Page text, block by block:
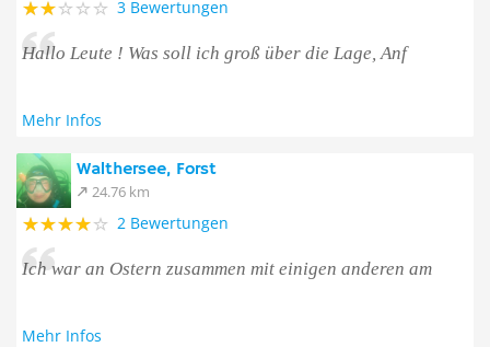
3 Bewertungen
Hallo Leute ! Was soll ich groß über die Lage, Anf
Mehr Infos
Walthersee, Forst
24.76 km
2 Bewertungen
Ich war an Ostern zusammen mit einigen anderen am
Mehr Infos